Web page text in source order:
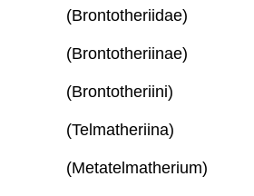
(Brontotheriidae)
(Brontotheriinae)
(Brontotheriini)
(Telmatheriina)
(Metatelmatherium)